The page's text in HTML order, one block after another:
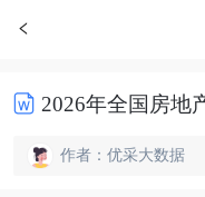
作者：优采大数据